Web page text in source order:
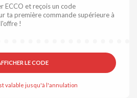
ECCO et reçois un code
ta première commande supérieure à
!
LE CODE
valable jusqu'à l'annulation